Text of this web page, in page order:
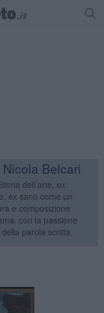
Belcari
dell’arte, ex
ex sano come un
e composizione
con la passione
parola scritta